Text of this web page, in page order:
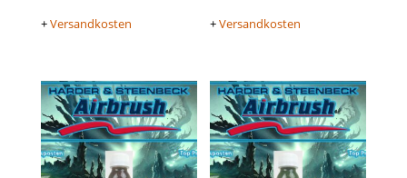
+Versandkosten +Versandkosten